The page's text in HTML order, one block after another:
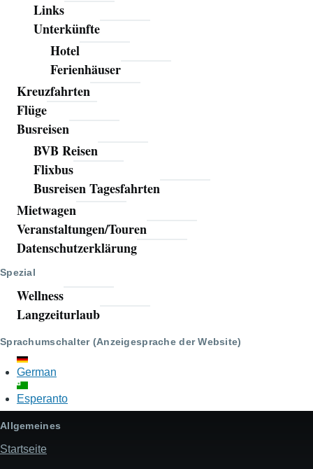
Links
Unterkünfte
Hotel
Ferienhäuser
Kreuzfahrten
Flüge
Busreisen
BVB Reisen
Flixbus
Busreisen Tagesfahrten
Mietwagen
Veranstaltungen/Touren
Datenschutzerklärung
Spezial
Wellness
Langzeiturlaub
Sprachumschalter (Anzeigesprache der Website)
German
Esperanto
Allgemeines
Startseite